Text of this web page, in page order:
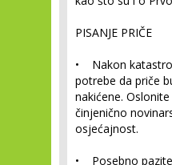
PISANJE PRIČE
• Nakon
potrebe da priče
nakićene.
činjenično
osjećajnost.
• Posebno